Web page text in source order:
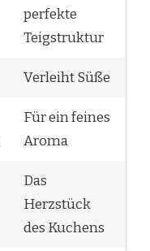
perfekte
Teigstruktur
Verleiht Süße
Für ein feines
Aroma
Das
Herzstück
des Kuchens